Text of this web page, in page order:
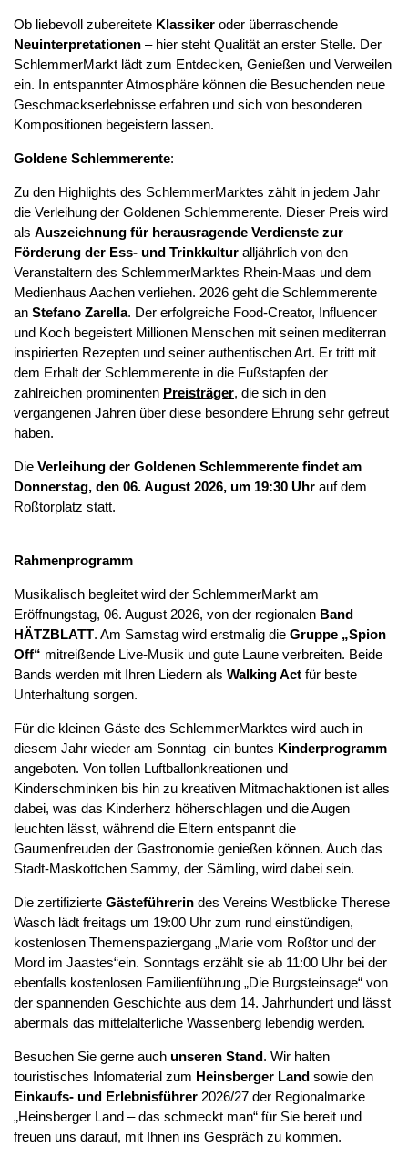
Ob liebevoll zubereitete Klassiker oder überraschende
Neuinterpretationen – hier steht Qualität an erster Stelle. Der
SchlemmerMarkt lädt zum Entdecken, Genießen und Verweilen
ein. In entspannter Atmosphäre können die Besuchenden neue
Geschmackserlebnisse erfahren und sich von besonderen
Kompositionen begeistern lassen.
Goldene Schlemmerente:
Zu den Highlights des SchlemmerMarktes zählt in jedem Jahr
die Verleihung der Goldenen Schlemmerente. Dieser Preis wird
als Auszeichnung für herausragende Verdienste zur
Förderung der Ess- und Trinkkultur alljährlich von den
Veranstaltern des SchlemmerMarktes Rhein-Maas und dem
Medienhaus Aachen verliehen. 2026 geht die Schlemmerente
an Stefano Zarella. Der erfolgreiche Food-Creator, Influencer
und Koch begeistert Millionen Menschen mit seinen mediterran
inspirierten Rezepten und seiner authentischen Art. Er tritt mit
dem Erhalt der Schlemmerente in die Fußstapfen der
zahlreichen prominenten Preisträger, die sich in den
vergangenen Jahren über diese besondere Ehrung sehr gefreut
haben.
Die Verleihung der Goldenen Schlemmerente findet am
Donnerstag, den 06. August 2026, um 19:30 Uhr auf dem
Roßtorplatz statt.
Rahmenprogramm
Musikalisch begleitet wird der SchlemmerMarkt am
Eröffnungstag, 06. August 2026, von der regionalen Band
HÄTZBLATT. Am Samstag wird erstmalig die Gruppe „Spion
Off“ mitreißende Live-Musik und gute Laune verbreiten. Beide
Bands werden mit Ihren Liedern als Walking Act für beste
Unterhaltung sorgen.
Für die kleinen Gäste des SchlemmerMarktes wird auch in
diesem Jahr wieder am Sonntag ein buntes Kinderprogramm
angeboten. Von tollen Luftballonkreationen und
Kinderschminken bis hin zu kreativen Mitmachaktionen ist alles
dabei, was das Kinderherz höherschlagen und die Augen
leuchten lässt, während die Eltern entspannt die
Gaumenfreuden der Gastronomie genießen können. Auch das
Stadt-Maskottchen Sammy, der Sämling, wird dabei sein.
Die zertifizierte Gästeführerin des Vereins Westblicke Therese
Wasch lädt freitags um 19:00 Uhr zum rund einstündigen,
kostenlosen Themenspaziergang „Marie vom Roßtor und der
Mord im Jaastes“ein. Sonntags erzählt sie ab 11:00 Uhr bei der
ebenfalls kostenlosen Familienführung „Die Burgsteinsage“ von
der spannenden Geschichte aus dem 14. Jahrhundert und lässt
abermals das mittelalterliche Wassenberg lebendig werden.
Besuchen Sie gerne auch unseren Stand. Wir halten
touristisches Infomaterial zum Heinsberger Land sowie den
Einkaufs- und Erlebnisführer 2026/27 der Regionalmarke
„Heinsberger Land – das schmeckt man“ für Sie bereit und
freuen uns darauf, mit Ihnen ins Gespräch zu kommen.